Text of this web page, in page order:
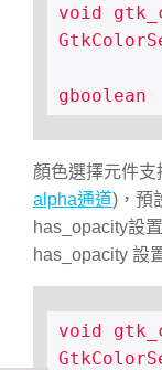
void
顏色選擇元件
alpha通道)，預
has_opacity設
has_opacity 設
void